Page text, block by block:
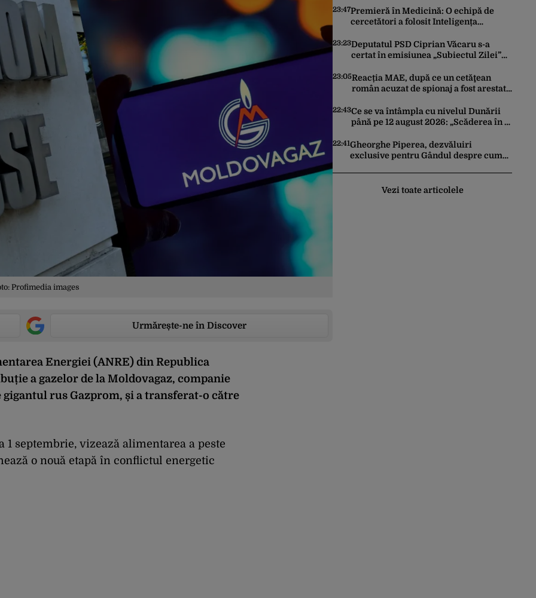
Profimedia images
Urmărește-ne în Discover
Energiei (ANRE) din Republica
a gazelor de la Moldovagaz, companie
rus Gazprom, și a transferat-o către
septembrie, vizează alimentarea a peste
o nouă etapă în conflictul energetic
23:47Premieră în Medicină: O echipă de
cercetători a folosit Inteligența
virusuri sintetice la tratarea de E.coli
23:23Deputatul PSD Ciprian Văcaru s-a
certat în emisiunea „Subiectul Zilei”
deficitul fiind motivul scandalului
23:05Reacția MAE, după ce un cetăţean
român acuzat de spionaj a fost arestat
ucrainean ca să asasineze un
producător de drone
22:43Ce se va întâmpla cu nivelul Dunării
până pe 12 august 2026: „Scăderea în 7
22:41Gheorghe Piperea, dezvăluiri
exclusive pentru Gândul despre cum
să îl pună „la respect” pe Trump
Vezi toate articolele